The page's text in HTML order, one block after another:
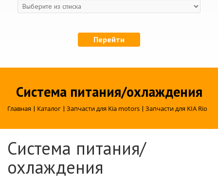
Перейти
Система питания/охлаждения
Главная | Каталог | Запчасти для Kia motors | Запчасти для KIA Rio
Система питания/
охлаждения